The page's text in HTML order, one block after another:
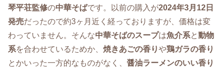
琴平荘監修の中華そばです。以前の購入が2024年3月12日
発売だったので約3ヶ月近く経っておりますが、価格は変
わっていません。そんな中華そばのスープは魚介系と動物
系を合わせているためか、 焼きあごの香りや鶏ガラの香り
とかいった一方的なものがなく、 醤油ラーメンのいい香り